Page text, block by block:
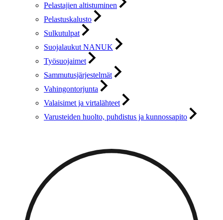
Pelastajien altistuminen
Pelastuskalusto
Sulkutulpat
Suojalaukut NANUK
Työsuojaimet
Sammutusjärjestelmät
Vahingontorjunta
Valaisimet ja virtalähteet
Varusteiden huolto, puhdistus ja kunnossapito